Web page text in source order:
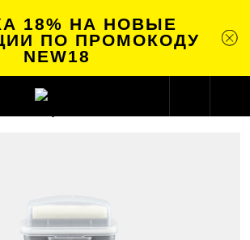
18% НА НОВЫЕ
ПО ПРОМОКОДУ
NEW18